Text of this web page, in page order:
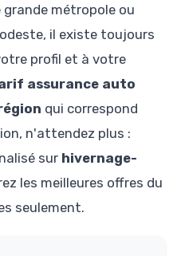
grande métropole ou
il existe toujours
profil et à votre
assurance auto
qui correspond
n'attendez plus :
sur hivernage-
les meilleures offres du
seulement.